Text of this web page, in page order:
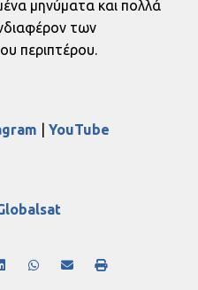
μηνύματα και πολλά
των
περιπτέρου.
|YouTube